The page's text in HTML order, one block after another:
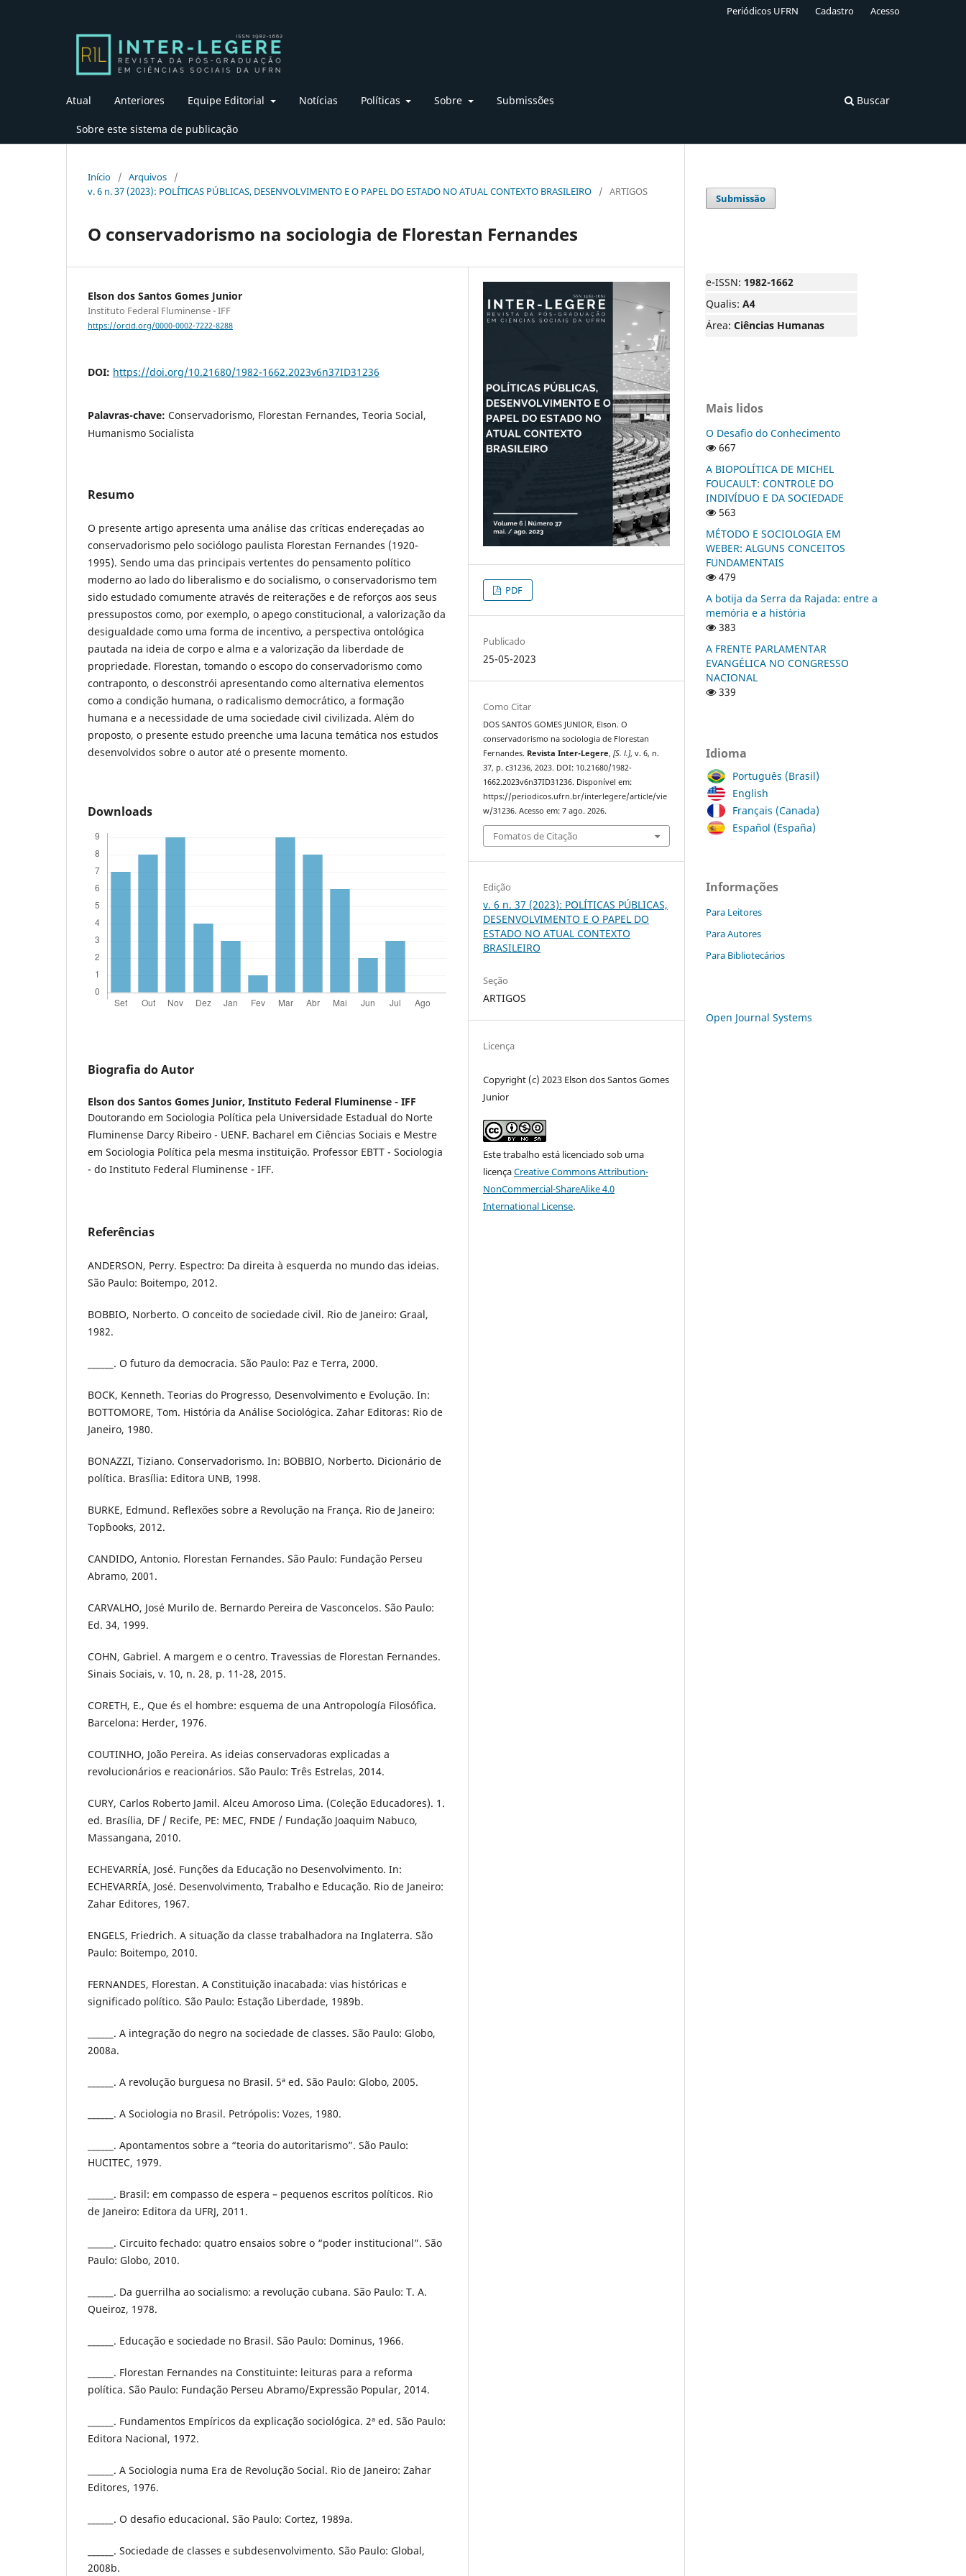
Atual Anteriores Equipe Editorial Notícias Políticas Sobre Submissões
Sobre este sistema de publicação
Buscar
Periódicos UFRN Cadastro Acesso
Início / Arquivos
/
v. 6 n. 37 (2023): POLÍTICAS PÚBLICAS, DESENVOLVIMENTO E O PAPEL DO ESTADO NO ATUAL CONTEXTO BRASILEIRO
/ ARTIGOS
O conservadorismo na sociologia de Florestan Fernandes
Elson dos Santos Gomes Junior
Instituto Federal Fluminense - IFF
https://orcid.org/0000-0002-7222-8288
DOI: https://doi.org/10.21680/1982-1662.2023v6n37ID31236
Palavras-chave: Conservadorismo, Florestan Fernandes, Teoria Social,
Humanismo Socialista
Resumo
O presente artigo apresenta uma análise das críticas endereçadas ao
conservadorismo pelo sociólogo paulista Florestan Fernandes (1920-
1995). Sendo uma das principais vertentes do pensamento político
moderno ao lado do liberalismo e do socialismo, o conservadorismo tem
sido estudado comumente através de reiterações e de reforços aos seus
pressupostos como, por exemplo, o apego constitucional, a valorização da
desigualdade como uma forma de incentivo, a perspectiva ontológica
pautada na ideia de corpo e alma e a valorização da liberdade de
propriedade. Florestan, tomando o escopo do conservadorismo como
contraponto, o desconstrói apresentando como alternativa elementos
como a condição humana, o radicalismo democrático, a formação
humana e a necessidade de uma sociedade civil civilizada. Além do
proposto, o presente estudo preenche uma lacuna temática nos estudos
desenvolvidos sobre o autor até o presente momento.
Downloads
Biografia do Autor
Elson dos Santos Gomes Junior, Instituto Federal Fluminense - IFF
Doutorando em Sociologia Política pela Universidade Estadual do Norte
Fluminense Darcy Ribeiro - UENF. Bacharel em Ciências Sociais e Mestre
em Sociologia Política pela mesma instituição. Professor EBTT - Sociologia
- do Instituto Federal Fluminense - IFF.
Referências
ANDERSON, Perry. Espectro: Da direita à esquerda no mundo das ideias.
São Paulo: Boitempo, 2012.
BOBBIO, Norberto. O conceito de sociedade civil. Rio de Janeiro: Graal,
1982.
______. O futuro da democracia. São Paulo: Paz e Terra, 2000.
BOCK, Kenneth. Teorias do Progresso, Desenvolvimento e Evolução. In:
BOTTOMORE, Tom. História da Análise Sociológica. Zahar Editoras: Rio de
Janeiro, 1980.
BONAZZI, Tiziano. Conservadorismo. In: BOBBIO, Norberto. Dicionário de
política. Brasília: Editora UNB, 1998.
BURKE, Edmund. Reflexões sobre a Revolução na França. Rio de Janeiro:
Top´books, 2012.
CANDIDO, Antonio. Florestan Fernandes. São Paulo: Fundação Perseu
Abramo, 2001.
CARVALHO, José Murilo de. Bernardo Pereira de Vasconcelos. São Paulo:
Ed. 34, 1999.
COHN, Gabriel. A margem e o centro. Travessias de Florestan Fernandes.
Sinais Sociais, v. 10, n. 28, p. 11-28, 2015.
CORETH, E., Que és el hombre: esquema de una Antropología Filosófica.
Barcelona: Herder, 1976.
COUTINHO, João Pereira. As ideias conservadoras explicadas a
revolucionários e reacionários. São Paulo: Três Estrelas, 2014.
CURY, Carlos Roberto Jamil. Alceu Amoroso Lima. (Coleção Educadores). 1.
ed. Brasília, DF / Recife, PE: MEC, FNDE / Fundação Joaquim Nabuco,
Massangana, 2010.
ECHEVARRÍA, José. Funções da Educação no Desenvolvimento. In:
ECHEVARRÍA, José. Desenvolvimento, Trabalho e Educação. Rio de Janeiro:
Zahar Editores, 1967.
ENGELS, Friedrich. A situação da classe trabalhadora na Inglaterra. São
Paulo: Boitempo, 2010.
FERNANDES, Florestan. A Constituição inacabada: vias históricas e
significado político. São Paulo: Estação Liberdade, 1989b.
______. A integração do negro na sociedade de classes. São Paulo: Globo,
2008a.
______. A revolução burguesa no Brasil. 5ª ed. São Paulo: Globo, 2005.
______. A Sociologia no Brasil. Petrópolis: Vozes, 1980.
______. Apontamentos sobre a “teoria do autoritarismo”. São Paulo:
HUCITEC, 1979.
______. Brasil: em compasso de espera – pequenos escritos políticos. Rio
de Janeiro: Editora da UFRJ, 2011.
______. Circuito fechado: quatro ensaios sobre o “poder institucional”. São
Paulo: Globo, 2010.
______. Da guerrilha ao socialismo: a revolução cubana. São Paulo: T. A.
Queiroz, 1978.
______. Educação e sociedade no Brasil. São Paulo: Dominus, 1966.
______. Florestan Fernandes na Constituinte: leituras para a reforma
política. São Paulo: Fundação Perseu Abramo/Expressão Popular, 2014.
______. Fundamentos Empíricos da explicação sociológica. 2ª ed. São Paulo:
Editora Nacional, 1972.
______. A Sociologia numa Era de Revolução Social. Rio de Janeiro: Zahar
Editores, 1976.
______. O desafio educacional. São Paulo: Cortez, 1989a.
______. Sociedade de classes e subdesenvolvimento. São Paulo: Global,
2008b.
PDF
Publicado
25-05-2023
Como Citar
DOS SANTOS GOMES JUNIOR, Elson. O
conservadorismo na sociologia de Florestan
Fernandes. Revista Inter-Legere,[S. l.], v. 6, n.
37, p. c31236, 2023. DOI: 10.21680/1982-
1662.2023v6n37ID31236. Disponível em:
https://periodicos.ufrn.br/interlegere/article/vie
w/31236. Acesso em: 7 ago. 2026.
Fomatos de Citação
Edição
v. 6 n. 37 (2023): POLÍTICAS PÚBLICAS,
DESENVOLVIMENTO E O PAPEL DO
ESTADO NO ATUAL CONTEXTO
BRASILEIRO
Seção
ARTIGOS
Licença
Copyright (c) 2023 Elson dos Santos Gomes
Junior
Este trabalho está licenciado sob uma
licençaCreative Commons Attribution-
NonCommercial-ShareAlike 4.0
International License.
Submissão
e-ISSN: 1982-1662
Qualis: A4
Área: Ciências Humanas
Mais lidos
O Desafio do Conhecimento
667
A BIOPOLÍTICA DE MICHEL
FOUCAULT: CONTROLE DO
INDIVÍDUO E DA SOCIEDADE
563
MÉTODO E SOCIOLOGIA EM
WEBER: ALGUNS CONCEITOS
FUNDAMENTAIS
479
A botija da Serra da Rajada: entre a
memória e a história
383
A FRENTE PARLAMENTAR
EVANGÉLICA NO CONGRESSO
NACIONAL
339
Idioma
Português (Brasil)
English
Français (Canada)
Español (España)
Informações
Para Leitores
Para Autores
Para Bibliotecários
Open Journal Systems